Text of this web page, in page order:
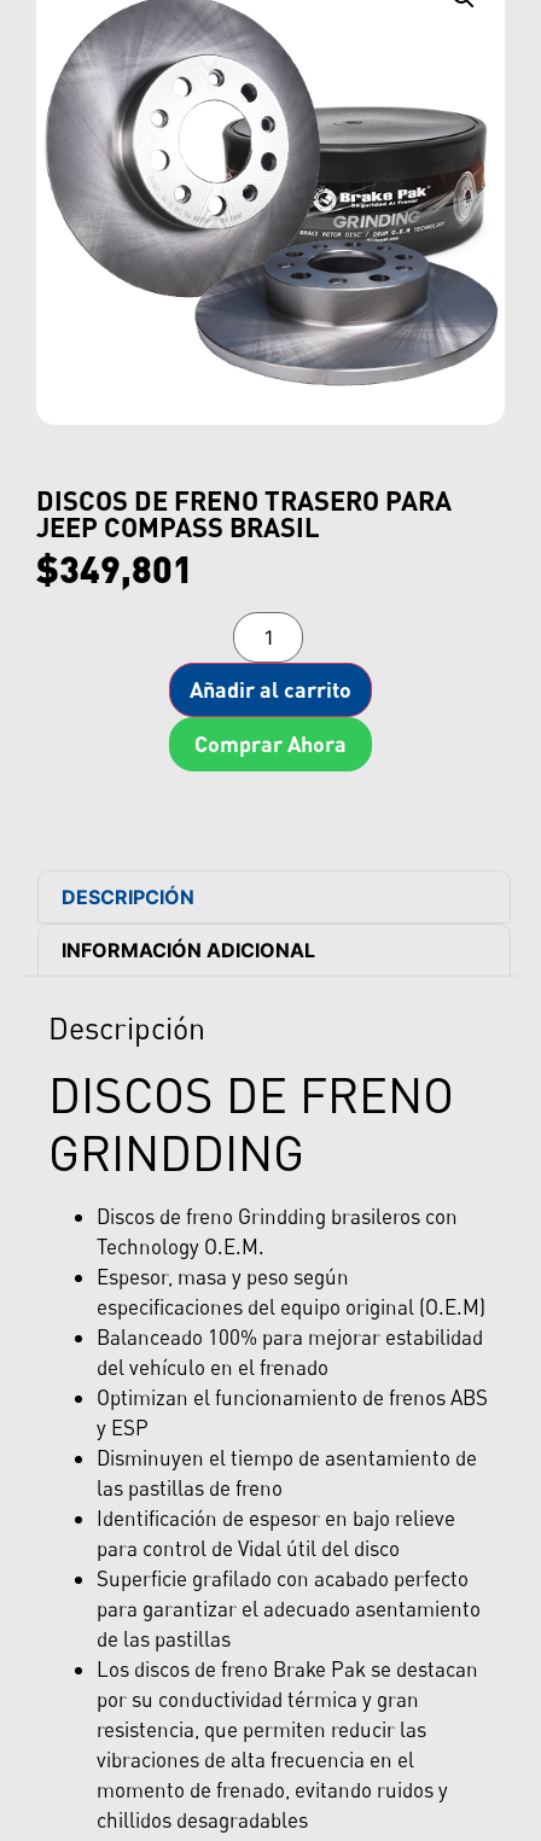
DISCOS DE FRENO TRASERO PARA
JEEP COMPASS BRASIL
$349,801
Añadir al carrito
Comprar Ahora
DESCRIPCIÓN
INFORMACIÓN ADICIONAL
Descripción
DISCOS DE FRENO
GRINDDING
Discos de freno Grindding brasileros con
Technology O.E.M.
Espesor, masa y peso según
especificaciones del equipo original (O.E.M)
Balanceado 100% para mejorar estabilidad
del vehículo en el frenado
Optimizan el funcionamiento de frenos ABS
y ESP
Disminuyen el tiempo de asentamiento de
las pastillas de freno
Identificación de espesor en bajo relieve
para control de Vidal útil del disco
Superficie grafilado con acabado perfecto
para garantizar el adecuado asentamiento
de las pastillas
Los discos de freno Brake Pak se destacan
por su conductividad térmica y gran
resistencia, que permiten reducir las
vibraciones de alta frecuencia en el
momento de frenado, evitando ruidos y
chillidos desagradables